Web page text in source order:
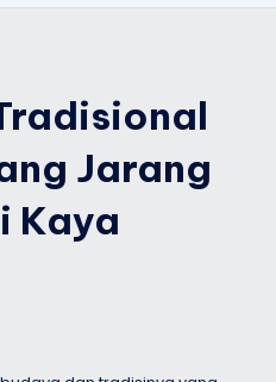
Jarang
Kaya